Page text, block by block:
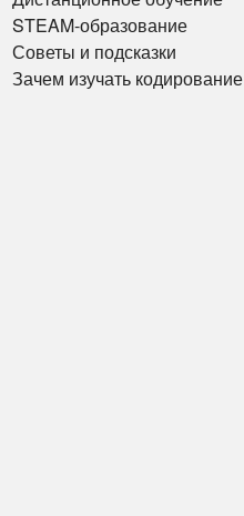
STEAM-образование
Советы и подсказки
Зачем изучать кодирование